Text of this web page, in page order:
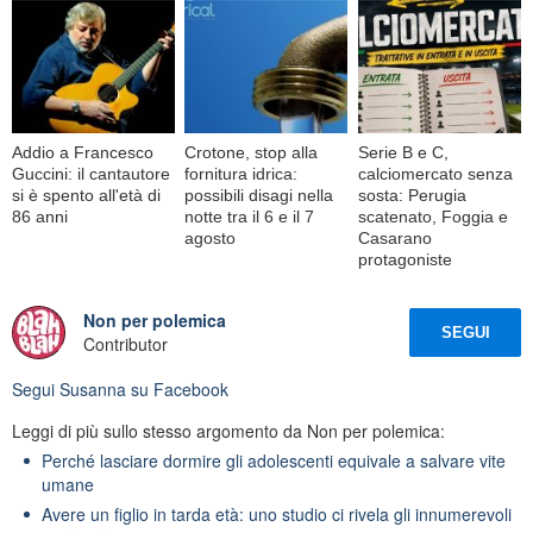
Addio a Francesco
Guccini: il cantautore
si è spento all'età di
86 anni
Crotone, stop alla
fornitura idrica:
possibili disagi nella
notte tra il 6 e il 7
agosto
Serie B e C,
calciomercato senza
sosta: Perugia
scatenato, Foggia e
Casarano
protagoniste
Non per polemica
Contributor
SEGUI
Segui Susanna su Facebook
Leggi di più sullo stesso argomento da Non per polemica:
Perché lasciare dormire gli adolescenti equivale a salvare vite
umane
Avere un figlio in tarda età: uno studio ci rivela gli innumerevoli